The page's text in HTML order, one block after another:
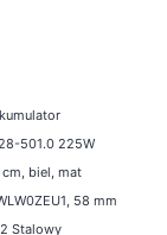
501.0 225W
biel, mat
58 mm
Stalowy